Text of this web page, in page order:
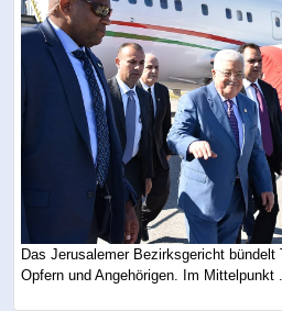
Das Jerusalemer Bezirksgericht bündelt
Opfern und Angehörigen. Im Mittelpunkt